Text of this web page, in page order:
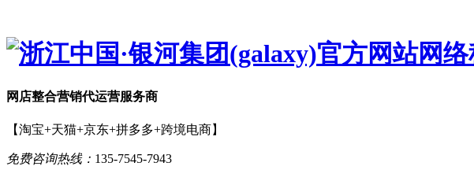
网店整合营销代运营服务商
【淘宝+天猫+京东+拼多多+跨境电商】
免费咨询热线： 135-7545-7943